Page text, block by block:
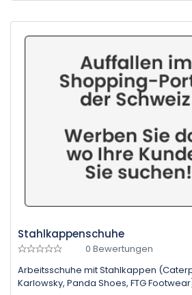
Stahlkappenschuhe
0 Bewertungen
Arbeitsschuhe mit Stahlkappen
Karlowsky, Panda Shoes, FTG